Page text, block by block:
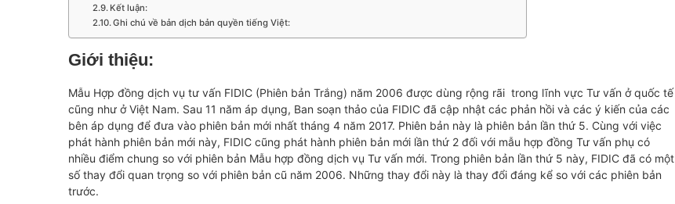
Kết luận:
Ghi chú về bản dịch bản quyền tiếng Việt:
Giới thiệu:
Mẫu Hợp đồng dịch vụ tư vấn FIDIC (Phiên bản Trắng) năm 2006 được dùng rộng rãi trong lĩnh vực Tư vấn ở quốc tế
cũng như ở Việt Nam. Sau 11 năm áp dụng, Ban soạn thảo của FIDIC đã cập nhật các phản hồi và các ý kiến của các
bên áp dụng để đưa vào phiên bản mới nhất tháng 4 năm 2017. Phiên bản này là phiên bản lần thứ 5. Cùng với việc
phát hành phiên bản mới này, FIDIC cũng phát hành phiên bản mới lần thứ 2 đối với mẫu hợp đồng Tư vấn phụ có
nhiều điểm chung so với phiên bản Mẫu hợp đồng dịch vụ Tư vấn mới. Trong phiên bản lần thứ 5 này, FIDIC đã có một
số thay đổi quan trọng so với phiên bản cũ năm 2006. Những thay đổi này là thay đổi đáng kể so với các phiên bản
trước.